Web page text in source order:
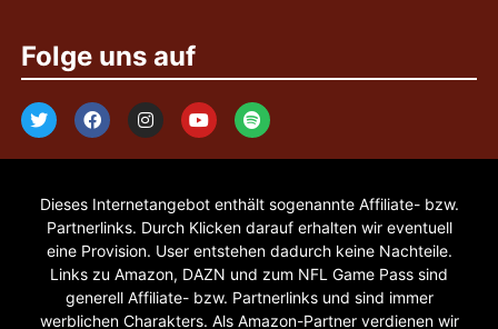
Folge uns auf
Dieses Internetangebot enthält sogenannte Affiliate- bzw.
Partnerlinks. Durch Klicken darauf erhalten wir eventuell
eine Provision. User entstehen dadurch keine Nachteile.
Links zu Amazon, DAZN und zum NFL Game Pass sind
generell Affiliate- bzw. Partnerlinks und sind immer
werblichen Charakters. Als Amazon-Partner verdienen wir